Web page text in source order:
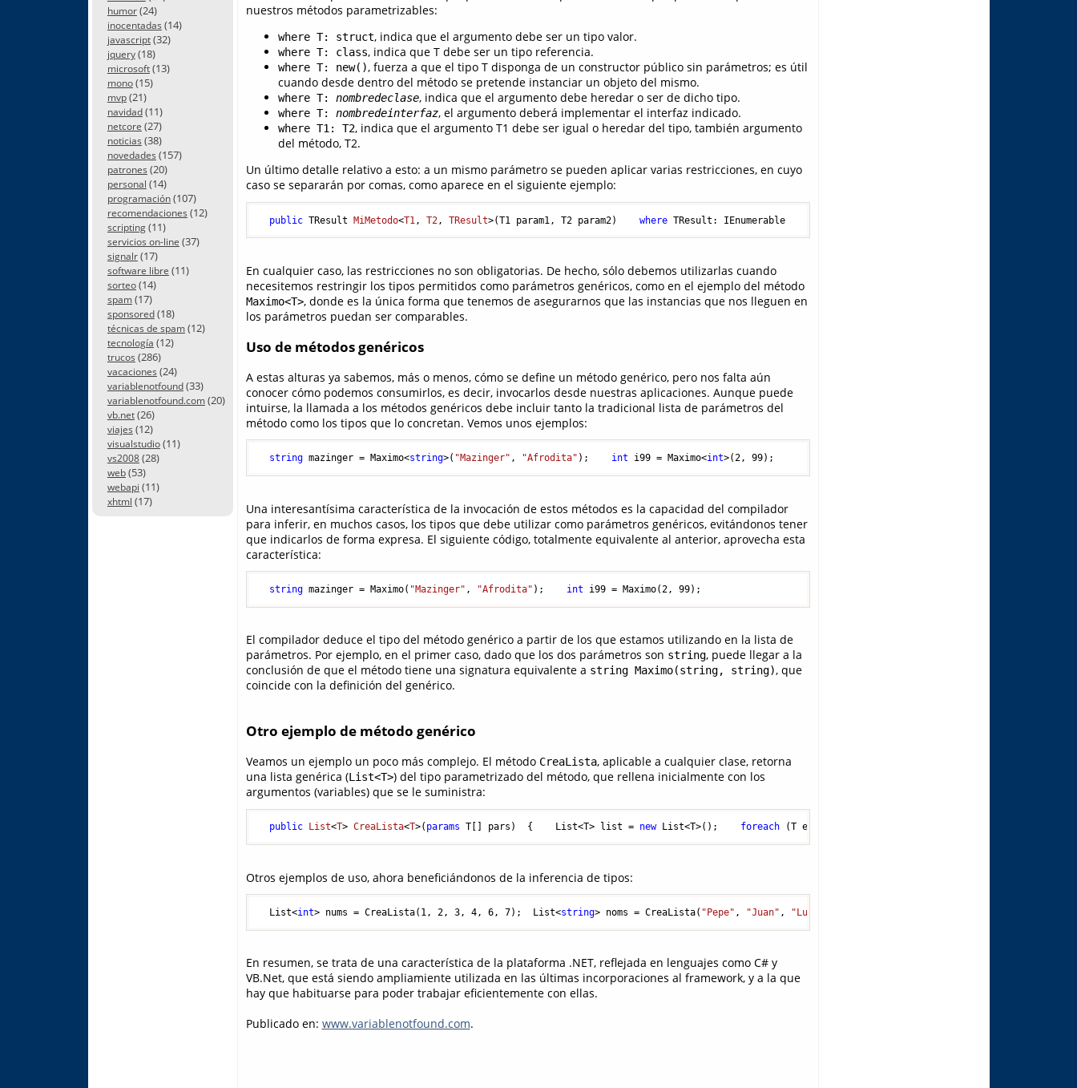
humor(24)
inocentadas (14)
javascript(32)
jquery(18)
microsoft(13)
mono(15)
mvp(21)
navidad(11)
netcore (27)
noticias (38)
novedades (157)
patrones (20)
personal (14)
programación(107)
recomendaciones (12)
scripting(11)
servicios on-line (37)
signalr(17)
software libre (11)
sorteo(14)
spam(17)
sponsored(18)
técnicas de spam(12)
tecnología (12)
trucos (286)
vacaciones (24)
variablenotfound(33)
variablenotfound.com(20)
vb.net(26)
viajes (12)
visualstudio(11)
vs2008(28)
web(53)
webapi (11)
xhtml (17)
nuestros métodos parametrizables:
where T: struct, indica que el argumento debe ser un tipo valor.
where T: class, indica que T debe ser un tipo referencia.
where T: new(), fuerza a que el tipo T disponga de un constructor público sin parámetros; es útil
cuando desde dentro del método se pretende instanciar un objeto del mismo.
where T: nombredeclase, indica que el argumento debe heredar o ser de dicho tipo.
where T: nombredeinterfaz, el argumento deberá implementar el interfaz indicado.
where T1: T2, indica que el argumento T1 debe ser igual o heredar del tipo, también argumento
del método, T2.
Un último detalle relativo a esto: a un mismo parámetro se pueden aplicar varias restricciones, en cuyo
caso se separarán por comas, como aparece en el siguiente ejemplo:
public TResult MiMetodo<T1 , T2 , TResult>(T1 param1, T2 param2) where TResult: IEnumerable
En cualquier caso, las restricciones no son obligatorias. De hecho, sólo debemos utilizarlas cuando
necesitemos restringir los tipos permitidos como parámetros genéricos, como en el ejemplo del método
Maximo<T>, donde es la única forma que tenemos de asegurarnos que las instancias que nos lleguen en
los parámetros puedan ser comparables.
Uso de métodos genéricos
A estas alturas ya sabemos, más o menos, cómo se define un método genérico, pero nos falta aún
conocer cómo podemos consumirlos, es decir, invocarlos desde nuestras aplicaciones. Aunque puede
intuirse, la llamada a los métodos genéricos debe incluir tanto la tradicional lista de parámetros del
método como los tipos que lo concretan. Vemos unos ejemplos:
string mazinger = Maximo<string>( "Mazinger" , "Afrodita" ); int i99 = Maximo<int>(2, 99);
Una interesantísima característica de la invocación de estos métodos es la capacidad del compilador
para inferir, en muchos casos, los tipos que debe utilizar como parámetros genéricos, evitándonos tener
que indicarlos de forma expresa. El siguiente código, totalmente equivalente al anterior, aprovecha esta
característica:
string mazinger = Maximo( "Mazinger" , "Afrodita" ); int i99 = Maximo(2, 99);
El compilador deduce el tipo del método genérico a partir de los que estamos utilizando en la lista de
parámetros. Por ejemplo, en el primer caso, dado que los dos parámetros son string, puede llegar a la
conclusión de que el método tiene una signatura equivalente a string Maximo(string, string), que
coincide con la definición del genérico.
Otro ejemplo de método genérico
Veamos un ejemplo un poco más complejo. El método CreaLista, aplicable a cualquier clase, retorna
una lista genérica (List<T>) del tipo parametrizado del método, que rellena inicialmente con los
argumentos (variables) que se le suministra:
public List<T> CreaLista<T>( params T[] pars )
  {    List<T> list =
new List<T>(); foreach (T elem
Otros ejemplos de uso, ahora beneficiándonos de la inferencia de tipos:
  List<
int> nums = CreaLista( 1, 2, 3, 4, 6, 7);  List<string> noms = CreaLista( "Pepe" , "Juan" , "Luis"
En resumen, se trata de una característica de la plataforma .NET, reflejada en lenguajes como C# y
VB.Net, que está siendo ampliamiente utilizada en las últimas incorporaciones al framework, y a la que
hay que habituarse para poder trabajar eficientemente con ellas.
Publicado en: www.variablenotfound.com.